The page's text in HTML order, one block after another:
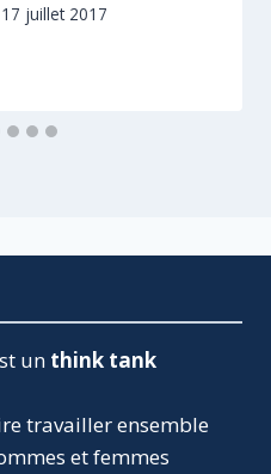
17 juillet 2017
un think tank
travailler ensemble
et femmes